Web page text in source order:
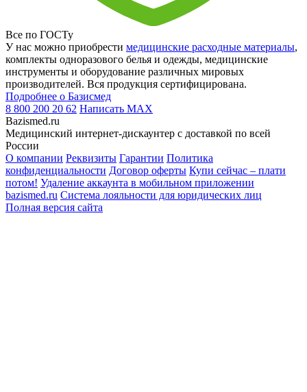
Все по ГОСТу
У нас можно приобрести медицинские расходные материалы,
комплекты одноразового белья и одежды, медицинские
инструменты и оборудование различных мировых
производителей. Вся продукция сертифицирована.
Подробнее о Базисмед
8 800 200 20 62 Написать MAX
Bazismed.ru
Медицинский интернет-дискаунтер с доставкой по всей
России
О компании Реквизиты Гарантии Политика
конфиденциальности Договор оферты Купи сейчас – плати
потом! Удаление аккаунта в мобильном приложении
bazismed.ru Система лояльности для юридических лиц
Полная версия сайта